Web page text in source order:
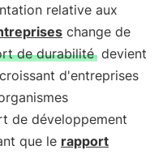
relative aux
change de
de durabilité devient
d'entreprises
de développement
que le rapport